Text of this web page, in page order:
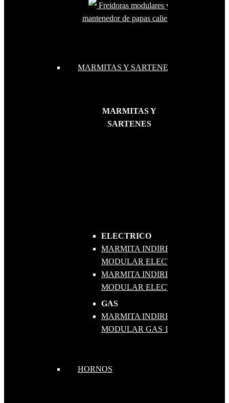
Freidoras modulares y
mantenedor de papas caliente
MARMITAS Y SARTENES
MARMITAS Y
SARTENES
ELECTRICO
MARMITA INDIRECTA
MODULAR ELECTRICA 100
MARMITA INDIRECTA
MODULAR ELECTRICA 150
GAS
MARMITA INDIRECTA
MODULAR GAS 100
HORNOS